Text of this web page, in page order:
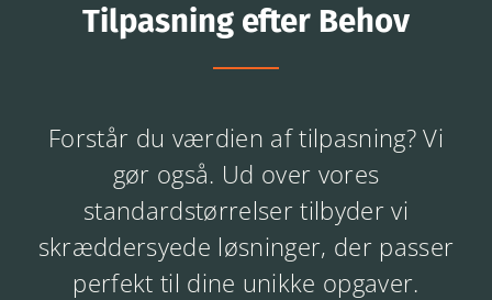
Tilpasning efter Behov
Forstår du værdien af tilpasning? Vi
gør også. Ud over vores
standardstørrelser tilbyder vi
skræddersyede løsninger, der passer
perfekt til dine unikke opgaver.